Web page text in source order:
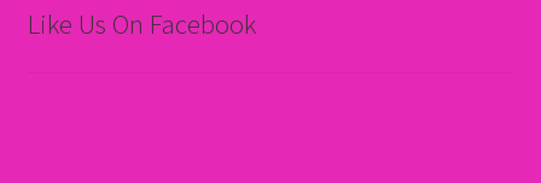
Like Us On Facebook